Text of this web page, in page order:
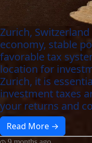
Zurich,
economy, stable
favorable tax
location for
Zurich, it is
investment taxes
your returns and
Read More →